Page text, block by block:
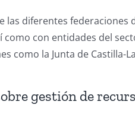
diferentes federaciones
con entidades del
la Junta de Castilla-
gestión de